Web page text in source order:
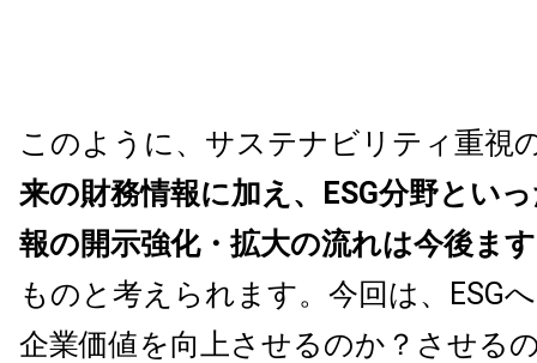
このように、サステナビリティ重視
来の財務情報に加え、ESG分野とい
報の開示強化・拡大の流れは今後ま
ものと考えられます。今回は、ESG
企業価値を向上させるのか？させる